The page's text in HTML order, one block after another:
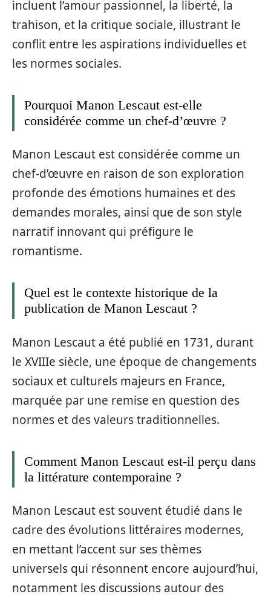
incluent l’amour passionnel, la liberté, la
trahison, et la critique sociale, illustrant le
conflit entre les aspirations individuelles et
les normes sociales.
Pourquoi Manon Lescaut est-elle
considérée comme un chef-d’œuvre ?
Manon Lescaut est considérée comme un
chef-d’œuvre en raison de son exploration
profonde des émotions humaines et des
demandes morales, ainsi que de son style
narratif innovant qui préfigure le
romantisme.
Quel est le contexte historique de la
publication de Manon Lescaut ?
Manon Lescaut a été publié en 1731, durant
le XVIIIe siècle, une époque de changements
sociaux et culturels majeurs en France,
marquée par une remise en question des
normes et des valeurs traditionnelles.
Comment Manon Lescaut est-il perçu dans
la littérature contemporaine ?
Manon Lescaut est souvent étudié dans le
cadre des évolutions littéraires modernes,
en mettant l’accent sur ses thèmes
universels qui résonnent encore aujourd’hui,
notamment les discussions autour des